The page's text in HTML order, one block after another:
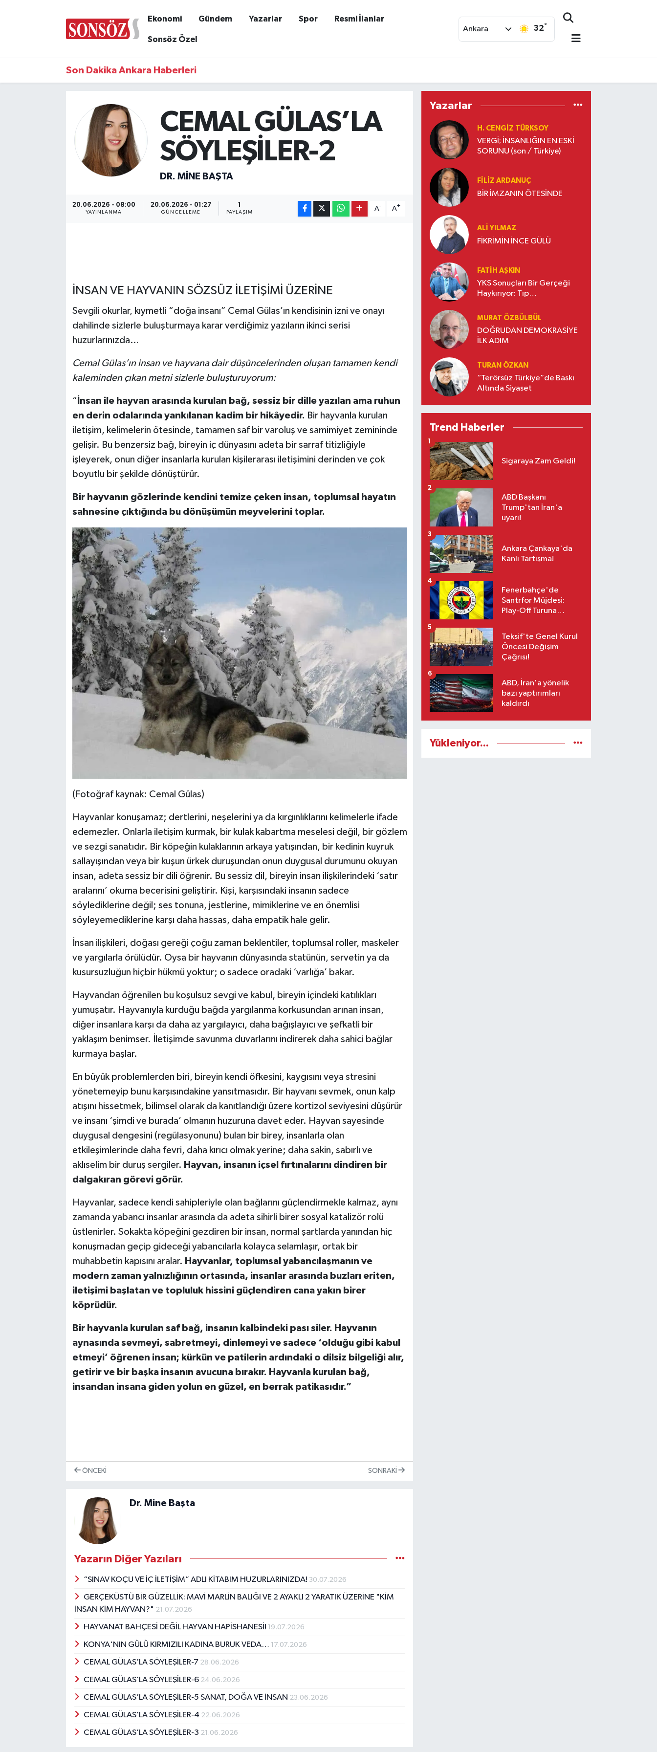
Ekonomi Gündem Yazarlar Spor Resmi İlanlar
Sonsöz Özel
Ankara 32°
Son Dakika Ankara Haberleri
CEMAL GÜLAS’LA
SÖYLEŞİLER-2
DR. MINE BAŞTA
20.06.2026 - 08:00
YAYINLANMA
20.06.2026 - 01:27
GÜNCELLEME PAYLAŞIM
A- A+
İNSAN VE HAYVANIN SÖZSÜZ İLETİŞİMİ ÜZERİNE
Sevgili okurlar, kıymetli “doğa insanı” Cemal Gülas’ın kendisinin izni ve onayı
dahilinde sizlerle buluşturmaya karar verdiğimiz yazıların ikinci serisi
huzurlarınızda…
Cemal Gülas’ın insan ve hayvana dair düşüncelerinden oluşan tamamen kendi
kaleminden çıkan metni sizlerle buluşturuyorum:
“ İnsan ile hayvan arasında kurulan bağ, sessiz bir dille yazılan ama ruhun
en derin odalarında yankılanan kadim bir hikâyedir. Bir hayvanla kurulan
iletişim, kelimelerin ötesinde, tamamen saf bir varoluş ve samimiyet zemininde
gelişir. Bu benzersiz bağ, bireyin iç dünyasını adeta bir sarraf titizliğiyle
işleyerek, onun diğer insanlarla kurulan kişilerarası iletişimini derinden ve çok
boyutlu bir şekilde dönüştürür.
Bir hayvanın gözlerinde kendini temize çeken insan, toplumsal hayatın
sahnesine çıktığında bu dönüşümün meyvelerini toplar.
(Fotoğraf kaynak: Cemal Gülas)
Hayvanlar konuşamaz; dertlerini, neşelerini ya da kırgınlıklarını kelimelerle ifade
edemezler. Onlarla iletişim kurmak, bir kulak kabartma meselesi değil, bir gözlem
ve sezgi sanatıdır. Bir köpeğin kulaklarının arkaya yatışından, bir kedinin kuyruk
sallayışından veya bir kuşun ürkek duruşundan onun duygusal durumunu okuyan
insan, adeta sessiz bir dili öğrenir. Bu sessiz dil, bireyin insan ilişkilerindeki ‘satır
aralarını’ okuma becerisini geliştirir. Kişi, karşısındaki insanın sadece
söylediklerine değil; ses tonuna, jestlerine, mimiklerine ve en önemlisi
söyleyemediklerine karşı daha hassas, daha empatik hale gelir.
İnsan ilişkileri, doğası gereği çoğu zaman beklentiler, toplumsal roller, maskeler
ve yargılarla örülüdür. Oysa bir hayvanın dünyasında statünün, servetin ya da
kusursuzluğun hiçbir hükmü yoktur; o sadece oradaki ‘varlığa’ bakar.
Hayvandan öğrenilen bu koşulsuz sevgi ve kabul, bireyin içindeki katılıkları
yumuşatır. Hayvanıyla kurduğu bağda yargılanma korkusundan arınan insan,
diğer insanlara karşı da daha az yargılayıcı, daha bağışlayıcı ve şefkatli bir
yaklaşım benimser. İletişimde savunma duvarlarını indirerek daha sahici bağlar
kurmaya başlar.
En büyük problemlerden biri, bireyin kendi öfkesini, kaygısını veya stresini
yönetemeyip bunu karşısındakine yansıtmasıdır. Bir hayvanı sevmek, onun kalp
atışını hissetmek, bilimsel olarak da kanıtlandığı üzere kortizol seviyesini düşürür
ve insanı ‘şimdi ve burada’ olmanın huzuruna davet eder. Hayvan sayesinde
duygusal dengesini (regülasyonunu) bulan bir birey, insanlarla olan
etkileşimlerinde daha fevri, daha kırıcı olmak yerine; daha sakin, sabırlı ve
aklıselim bir duruş sergiler. Hayvan, insanın içsel fırtınalarını dindiren bir
dalgakıran görevi görür.
Hayvanlar, sadece kendi sahipleriyle olan bağlarını güçlendirmekle kalmaz, aynı
zamanda yabancı insanlar arasında da adeta sihirli birer sosyal katalizör rolü
üstlenirler. Sokakta köpeğini gezdiren bir insan, normal şartlarda yanından hiç
konuşmadan geçip gideceği yabancılarla kolayca selamlaşır, ortak bir
muhabbetin kapısını aralar. Hayvanlar, toplumsal yabancılaşmanın ve
modern zaman yalnızlığının ortasında, insanlar arasında buzları eriten,
iletişimi başlatan ve topluluk hissini güçlendiren cana yakın birer
köprüdür.
Bir hayvanla kurulan saf bağ, insanın kalbindeki pası siler. Hayvanın
aynasında sevmeyi, sabretmeyi, dinlemeyi ve sadece ‘olduğu gibi kabul
etmeyi’ öğrenen insan; kürkün ve patilerin ardındaki o dilsiz bilgeliği alır,
getirir ve bir başka insanın avucuna bırakır. Hayvanla kurulan bağ,
insandan insana giden yolun en güzel, en berrak patikasıdır.”
ÖNCEKI SONRAKI
Dr. Mine Başta
Yazarın Diğer Yazıları
“SINAV KOÇU VE İÇ İLETİŞİM” ADLI KİTABIM HUZURLARINIZDA! 30.07.2026
GERÇEKÜSTÜ BİR GÜZELLİK: MAVİ MARLİN BALIĞI VE 2 AYAKLI 2 YARATIK ÜZERİNE "KİM
İNSAN KİM HAYVAN?" 21.07.2026
HAYVANAT BAHÇESİ DEĞİL HAYVAN HAPİSHANESİ! 19.07.2026
KONYA'NIN GÜLÜ KIRMIZILI KADINA BURUK VEDA… 17.07.2026
CEMAL GÜLAS’LA SÖYLEŞİLER-7 28.06.2026
CEMAL GÜLAS’LA SÖYLEŞİLER-6 24.06.2026
CEMAL GÜLAS’LA SÖYLEŞİLER-5 SANAT, DOĞA VE İNSAN 23.06.2026
CEMAL GÜLAS’LA SÖYLEŞİLER-4 22.06.2026
CEMAL GÜLAS’LA SÖYLEŞİLER-3 21.06.2026
Yazarlar
H. CENGIZ TÜRKSOY
VERGİ; İNSANLIĞIN EN ESKİ
SORUNU (son / Türkiye)
FILIZ ARDANUÇ
BİR İMZANIN ÖTESİNDE
ALI YILMAZ
FİKRİMİN İNCE GÜLÜ
FATIH AŞKIN
YKS Sonuçları Bir Gerçeği
Haykırıyor: Tıp
Dönem Başladı* -3-
MURAT ÖZBÜLBÜL
DOĞRUDAN DEMOKRASİYE
İLK ADIM
TURAN ÖZKAN
“Terörsüz Türkiye”de Baskı
Altında Siyaset
Trend Haberler
Sigaraya Zam Geldi!
1
ABD Başkanı
Trump'tan İran'a
uyarı!
2
Ankara Çankaya'da
Kanlı Tartışma!
3
Fenerbahçe'de
Santrfor Müjdesi:
Play-Off Turuna
4
Teksif'te Genel Kurul
Öncesi Değişim
Çağrısı!
5
ABD, İran'a yönelik
bazı yaptırımları
kaldırdı
6
Yükleniyor...